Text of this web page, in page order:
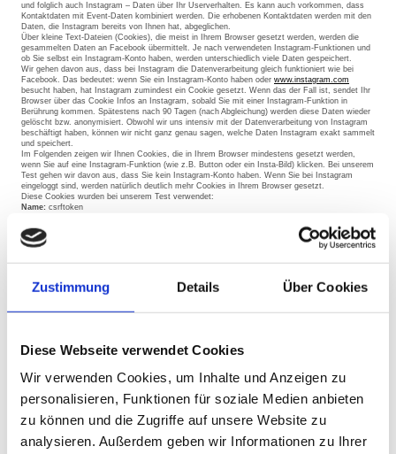
Zustimmung Details Über Cookies
Diese Webseite verwendet Cookies
Wir verwenden Cookies, um Inhalte und Anzeigen zu
personalisieren, Funktionen für soziale Medien anbieten
zu können und die Zugriffe auf unsere Website zu
analysieren. Außerdem geben wir Informationen zu Ihrer
und folglich auch Instagram – Daten über Ihr Userverhalten. Es kann auch vorkommen, dass
Kontaktdaten mit Event-Daten kombiniert werden. Die erhobenen Kontaktdaten werden mit den
Daten, die Instagram bereits von Ihnen hat, abgeglichen.
Über kleine Text-Dateien (Cookies), die meist in Ihrem Browser gesetzt werden, werden die
gesammelten Daten an Facebook übermittelt. Je nach verwendeten Instagram-Funktionen und
ob Sie selbst ein Instagram-Konto haben, werden unterschiedlich viele Daten gespeichert.
Wir gehen davon aus, dass bei Instagram die Datenverarbeitung gleich funktioniert wie bei
Facebook. Das bedeutet: wenn Sie ein Instagram-Konto haben oder www.instagram.com
besucht haben, hat Instagram zumindest ein Cookie gesetzt. Wenn das der Fall ist, sendet Ihr
Browser über das Cookie Infos an Instagram, sobald Sie mit einer Instagram-Funktion in
Berührung kommen. Spätestens nach 90 Tagen (nach Abgleichung) werden diese Daten wieder
gelöscht bzw. anonymisiert. Obwohl wir uns intensiv mit der Datenverarbeitung von Instagram
beschäftigt haben, können wir nicht ganz genau sagen, welche Daten Instagram exakt sammelt
und speichert.
Im Folgenden zeigen wir Ihnen Cookies, die in Ihrem Browser mindestens gesetzt werden,
wenn Sie auf eine Instagram-Funktion (wie z.B. Button oder ein Insta-Bild) klicken. Bei unserem
Test gehen wir davon aus, dass Sie kein Instagram-Konto haben. Wenn Sie bei Instagram
eingeloggt sind, werden natürlich deutlich mehr Cookies in Ihrem Browser gesetzt.
Diese Cookies wurden bei unserem Test verwendet:
Name: csrftoken
Verwendungszweck:
Dieses Cookie wird mit hoher Wahrscheinlichkeit aus Sicherheitsgründen
gesetzt, um Fälschungen von Anfragen zu verhindern. Genauer konnten wir das allerdings nicht
in Erfahrung bringen.
Wert:
Verwendungszweck:Instagram setzt dieses Cookie, um die eigenen Dienstleistungen und
ID fest.
Wert:
keine Angaben
Verwendungszweck:Dieses Cookie speichert die Log-in-Anfrage für User der Instagram-App.
Name:rur
Verwendungszweck:Dabei handelt es sich um ein Instagram-Cookie, das die Funktionalität
auf Instagram gewährleistet.
Ablaufdatum:nach Ende der Sitzung
Wert: “{“194.96.75.33″: 1901}:1iEtYv:Y833k2_UjKvXgYe311284407”
Verwendungszweck:
Dieses Cookie dient den Marketingzwecken von Instagram.